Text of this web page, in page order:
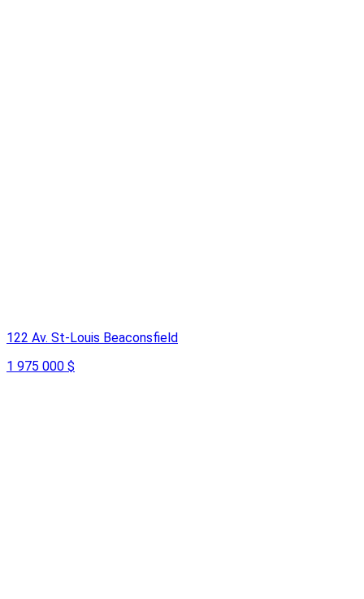
122 Av. St-Louis Beaconsfield
1 975 000 $